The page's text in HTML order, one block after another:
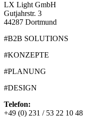
LX Light GmbH
Gutjahrstr. 3
44287 Dortmund
#B2B SOLUTIONS
#KONZEPTE
#PLANUNG
#DESIGN
Telefon:
+49 (0) 231 / 53 22 10 48